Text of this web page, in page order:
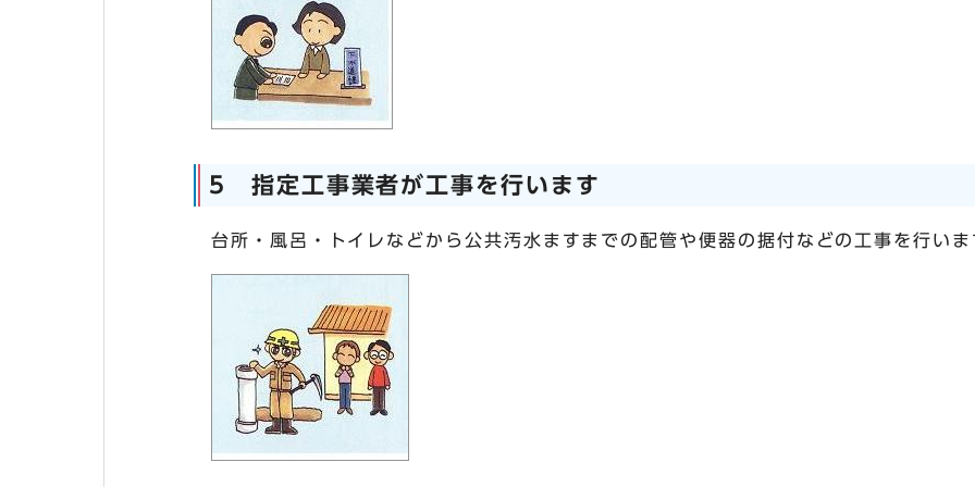
5 指定工事業者が工事を行います
台所・風呂・トイレなどから公共汚水ますまでの配管や便器の据付などの工事を行いま